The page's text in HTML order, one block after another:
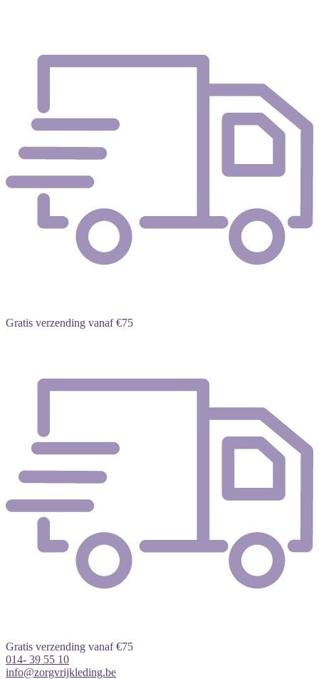
Gratis verzending vanaf €75
Gratis verzending vanaf €75
014- 39 55 10
info@zorgvrijkleding.be